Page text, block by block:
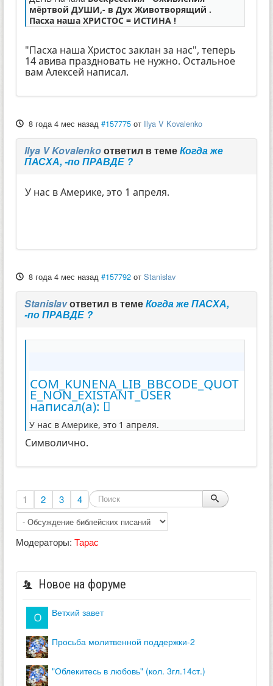
мёртвой ДУШИ,- в Дух Животворящий .
Пасха наша ХРИСТОС = ИСТИНА !
"Пасха наша Христос заклан за нас", теперь
14 авива праздновать не нужно. Остальное
вам Алексей написал.
8 года 4 мес назад #157775 от Ilya V Kovalenko
Ilya V Kovalenkoответил в темеКогда же
ПАСХА, -по ПРАВДЕ ?
У нас в Америке, это 1 апреля.
8 года 4 мес назад #157792 отStanislav
Stanislavответил в темеКогда же ПАСХА,
-по ПРАВДЕ ?
COM_KUNENA_LIB_BBCODE_QUOT
E_NON_EXISTANT_USER
написал(а):
У нас в Америке, это 1 апреля.
Символично.
1 2 3 4
Модераторы: Тарас
Новое на форуме
ветхий завет
просьба молитвенной поддержки-2
"облекитесь в любовь" (кол. 3гл.14ст.)